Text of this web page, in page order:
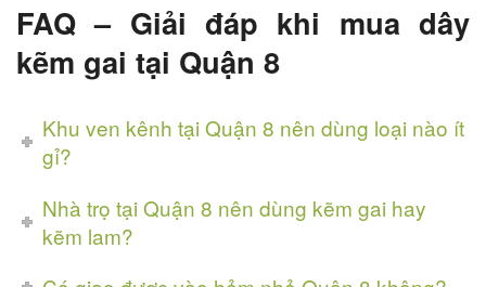
FAQ – Giải đáp khi mua dây
kẽm gai tại Quận 8
Khu ven kênh tại Quận 8 nên dùng loại nào ít
gỉ?
Nhà trọ tại Quận 8 nên dùng kẽm gai hay
kẽm lam?